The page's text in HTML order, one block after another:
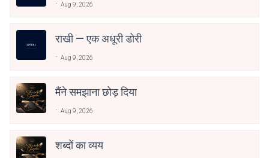
Aug 9, 2026
राखी — एक अधूरी डोरी
Aug 9, 2026
मैंने समझाना छोड़ दिया
Aug 9, 2026
शब्दों का व्यय